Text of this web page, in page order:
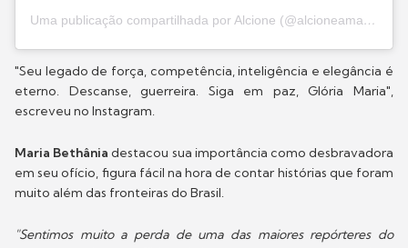
Uma publicação compartilhada por Alcione (@alcioneamarrom)
"Seu legado de força, competência, inteligência e elegância é
eterno. Descanse, guerreira. Siga em paz, Glória Maria",
escreveu no Instagram.
Maria Bethânia destacou sua importância como desbravadora
em seu ofício, figura fácil na hora de contar histórias que foram
muito além das fronteiras do Brasil.
"Sentimos muito a perda de uma das maiores repórteres do